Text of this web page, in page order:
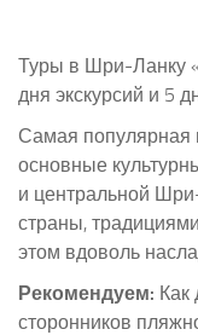
Туры в Шри-Ланку
дня экскурсий и 5
Самая популярная
основные
и центральной
страны,
этом вдоволь
Рекомендуем: Как
сторонников